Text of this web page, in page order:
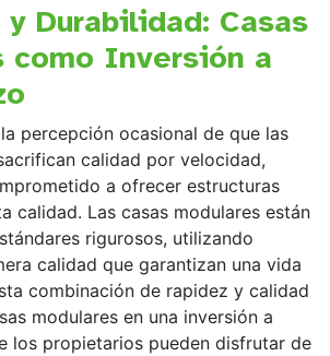
Durabilidad: Casas
como Inversión a
percepción ocasional de que las
calidad por velocidad,
a ofrecer estructuras
calidad. Las casas modulares están
rigurosos, utilizando
calidad que garantizan una vida
combinación de rapidez y calidad
modulares en una inversión a
los propietarios pueden disfrutar de